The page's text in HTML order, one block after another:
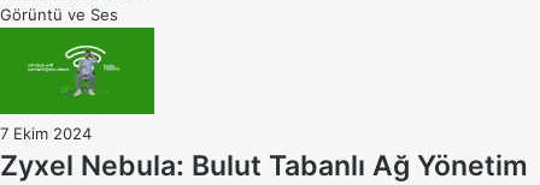
Görüntü ve Ses
7 Ekim 2024
Zyxel Nebula: Bulut Tabanlı Ağ Yönetim